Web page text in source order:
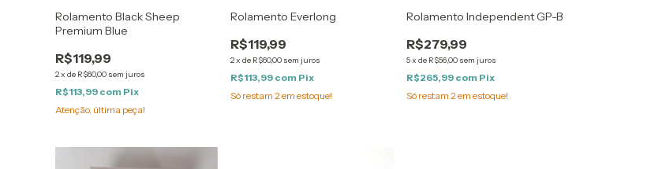
Rolamento Black Sheep
Premium Blue
R$119,99
2x de R$60,00 sem juros
R$113,99 com Pix
Atenção, última peça!
Rolamento Everlong
R$119,99
2xde R$60,00 sem juros
R$113,99 com Pix
Só restam2em estoque!
Rolamento Independent GP-B
R$279,99
5x de R$56,00 sem juros
R$265,99 com Pix
Só restam 2em estoque!